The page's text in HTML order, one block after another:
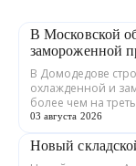
В Московской
замороженной
В Домодедове
охлажденной и
более чем на
втором квартале
03 августа 2026
Новый